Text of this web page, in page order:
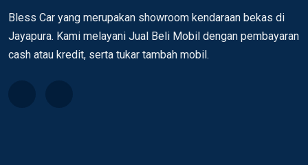
Bless Car yang merupakan showroom kendaraan bekas di
Jayapura. Kami melayani Jual Beli Mobil dengan pembayaran
cash atau kredit, serta tukar tambah mobil.